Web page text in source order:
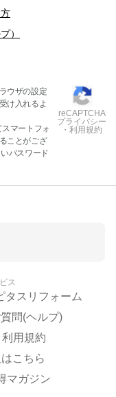
）
ウザの設定
け入れるよ
マートフォ
ことがござ
パスワード
reCAPTCHA
プライバシー
・利用規約
ス
タスリフォーム
問(ヘルプ)
利用規約
こちら
マガジン